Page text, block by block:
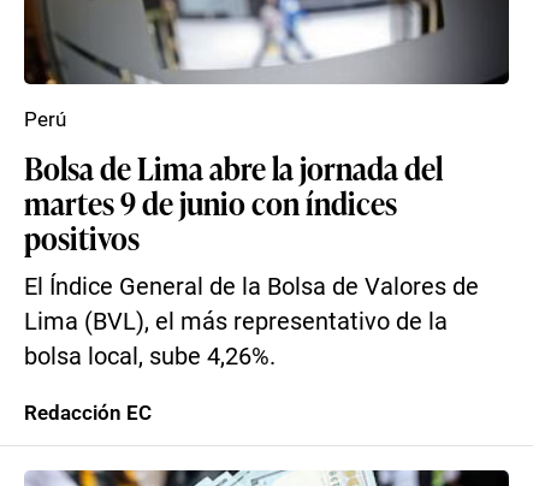
Bolsa de Lima abre la jornada del
martes 9 de junio con índices
positivos
El Índice General de la Bolsa de Valores de
Lima (BVL), el más representativo de la
bolsa local, sube 4,26%.
Perú
Redacción EC